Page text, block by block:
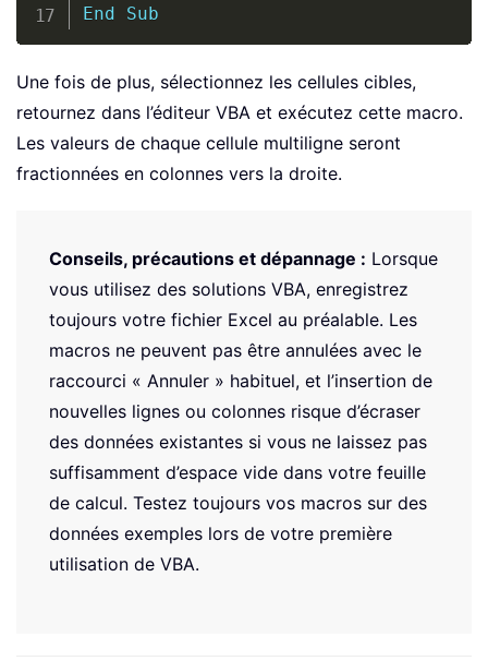
End
Sub
Une fois de plus, sélectionnez les cellules cibles,
retournez dans l’éditeur VBA et exécutez cette macro.
Les valeurs de chaque cellule multiligne seront
fractionnées en colonnes vers la droite.
Conseils, précautions et dépannage : Lorsque
vous utilisez des solutions VBA, enregistrez
toujours votre fichier Excel au préalable. Les
macros ne peuvent pas être annulées avec le
raccourci « Annuler » habituel, et l’insertion de
nouvelles lignes ou colonnes risque d’écraser
des données existantes si vous ne laissez pas
suffisamment d’espace vide dans votre feuille
de calcul. Testez toujours vos macros sur des
données exemples lors de votre première
utilisation de VBA.